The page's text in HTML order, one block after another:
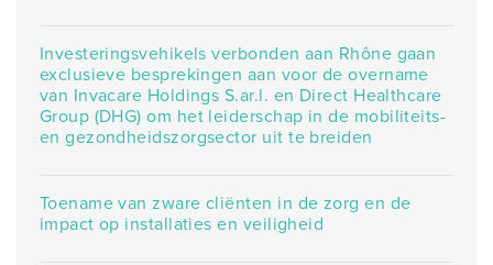
Investeringsvehikels verbonden aan Rhône gaan
exclusieve besprekingen aan voor de overname
van Invacare Holdings S.ar.l. en Direct Healthcare
Group (DHG) om het leiderschap in de mobiliteits-
en gezondheidszorgsector uit te breiden
Toename van zware cliënten in de zorg en de
impact op installaties en veiligheid